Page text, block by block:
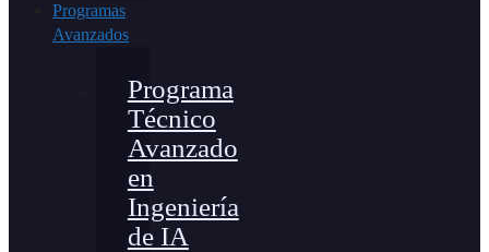
Programas
Avanzados
Programa
Técnico
Avanzado
en
Ingeniería
de IA